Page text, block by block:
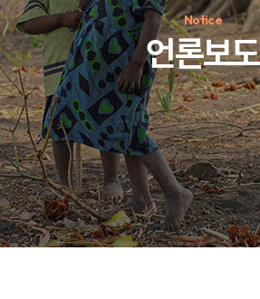
인기 키워드
#정기후원#하트플레이스#캠페인#
Notice
언론보도
언론보도